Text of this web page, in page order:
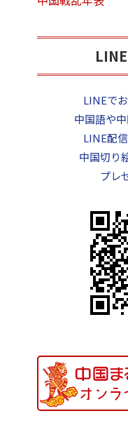
LINEで
中国語や
LINE配
中国切り
プレ